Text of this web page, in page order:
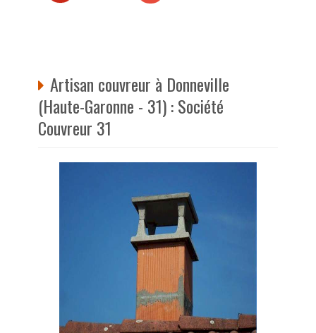
Artisan couvreur à Donneville
(Haute-Garonne - 31) : Société
Couvreur 31